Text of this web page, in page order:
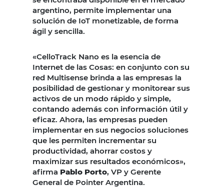
argentino, permite implementar una
solución de IoT monetizable, de forma
ágil y sencilla.
«CelloTrack Nano es la esencia de
Internet de las Cosas: en conjunto con su
red Multisense brinda a las empresas la
posibilidad de gestionar y monitorear sus
activos de un modo rápido y simple,
contando además con información útil y
eficaz. Ahora, las empresas pueden
implementar en sus negocios soluciones
que les permiten incrementar su
productividad, ahorrar costos y
maximizar sus resultados económicos»,
afirma Pablo Porto, VP y Gerente
General de Pointer Argentina.